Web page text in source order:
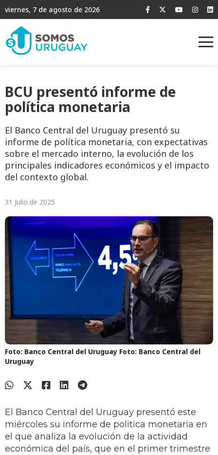
viernes, 7 de agosto de 2026
BCU presentó informe de
política monetaria
El Banco Central del Uruguay presentó su
informe de política monetaria, con expectativas
sobre el mercado interno, la evolución de los
principales indicadores económicos y el impacto
del contexto global.
31 Julio de 2025
Foto: Banco Central del Uruguay Foto: Banco Central del
Uruguay
El Banco Central del Uruguay presentó este
miércoles su informe de politica monetaria en
el que analiza la evolución de la actividad
económica del país, que en el primer trimestre